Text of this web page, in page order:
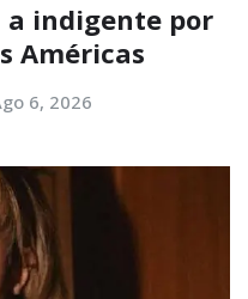
a indigente por
Américas
6, 2026